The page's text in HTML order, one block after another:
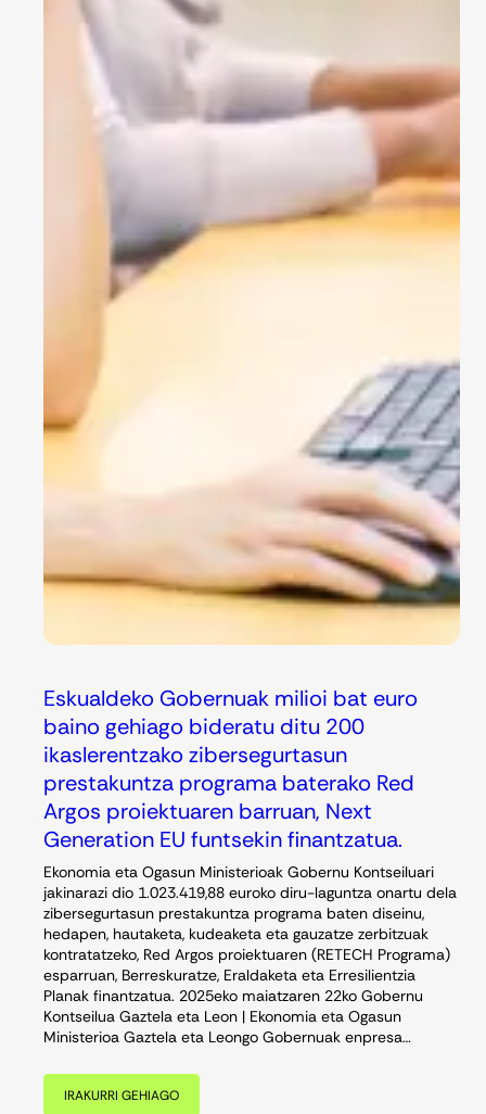
Eskualdeko Gobernuak milioi bat euro
baino gehiago bideratu ditu 200
ikaslerentzako zibersegurtasun
prestakuntza programa baterako Red
Argos proiektuaren barruan, Next
Generation EU funtsekin finantzatua.
Ekonomia eta Ogasun Ministerioak Gobernu Kontseiluari
jakinarazi dio 1.023.419,88 euroko diru-laguntza onartu dela
zibersegurtasun prestakuntza programa baten diseinu,
hedapen, hautaketa, kudeaketa eta gauzatze zerbitzuak
kontratatzeko, Red Argos proiektuaren (RETECH Programa)
esparruan, Berreskuratze, Eraldaketa eta Erresilientzia
Planak finantzatua. 2025eko maiatzaren 22ko Gobernu
Kontseilua Gaztela eta Leon | Ekonomia eta Ogasun
Ministerioa Gaztela eta Leongo Gobernuak enpresa…
IRAKURRI GEHIAGO